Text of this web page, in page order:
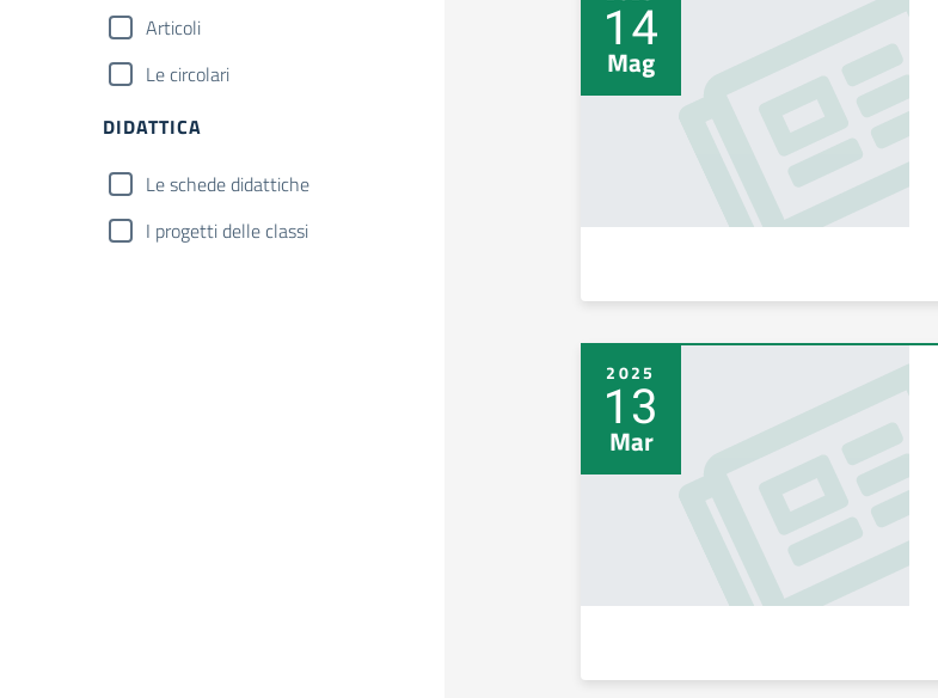
Articoli
Le circolari
DIDATTICA
Le schede didattiche
I progetti delle classi
14
Mag
2025
13
Mar